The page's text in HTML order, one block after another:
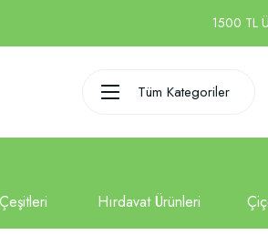
1500 TL
Tüm Kategoriler